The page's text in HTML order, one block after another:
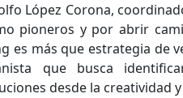
López Corona,
pioneros y por abrir
es más que estrategia de
que busca
desde la creatividad